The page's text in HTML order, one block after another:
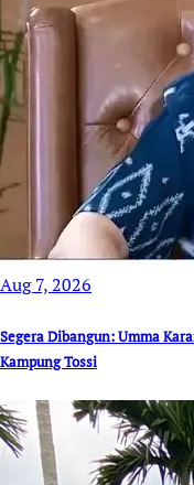
Aug 7, 2026
Segera Dibangun: Umma
Kampung Tossi